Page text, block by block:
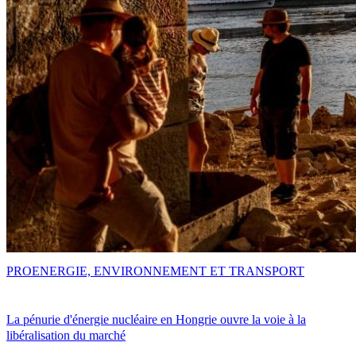
La pénurie d'énergie nucléaire en Hongrie ouvre la voie à la
libéralisation du marché
PROENERGIE, ENVIRONNEMENT ET TRANSPORT